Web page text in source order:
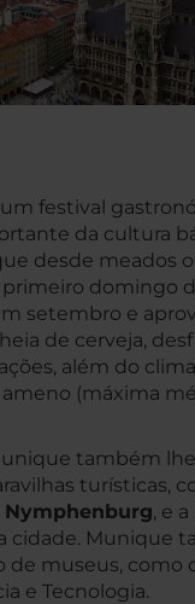
festival
da cultura
desde meados
domingo
setembro e
de cerveja,
além do clima
(máxima
também
turísticas,
Nymphenburg, e a
cidade. Munique
museus, como
e Tecnologia.